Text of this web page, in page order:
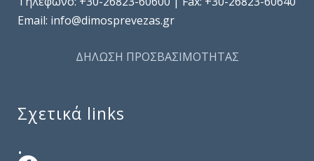
Email: info@dimosprevezas.gr
ΔΗΛΩΣΗ ΠΡΟΣΒΑΣΙΜΟΤΗΤΑΣ
Σχετικά links
.